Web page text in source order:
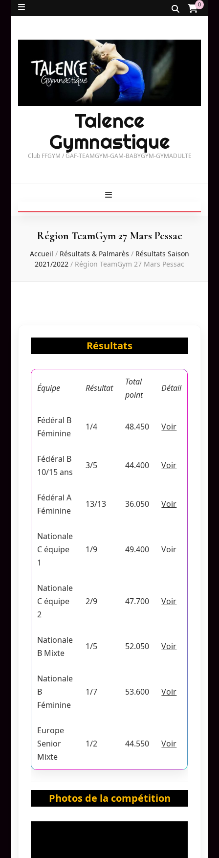
0
Talence
Gymnastique
Club FFGYM / GAF-TEAMGYM-GAM-BABYGYM-GYMADULTE
Région TeamGym 27 Mars Pessac
Accueil / Résultats & Palmarès / Résultats Saison
2021/2022 / Région TeamGym 27 Mars Pessac
Résultats
Équipe Résultat
Total
point
Détail
Fédéral B
Féminine
1/4 48.450 Voir
Fédéral B
10/15 ans
3/5 44.400 Voir
Fédéral A
Féminine
13/13 36.050 Voir
Nationale
C équipe
1
1/9 49.400 Voir
Nationale
C équipe
2
2/9 47.700 Voir
Nationale
B Mixte
1/5 52.050 Voir
Nationale
B
Féminine
1/7 53.600 Voir
Europe
Senior
Mixte
1/2 44.550 Voir
Photos de la compétition